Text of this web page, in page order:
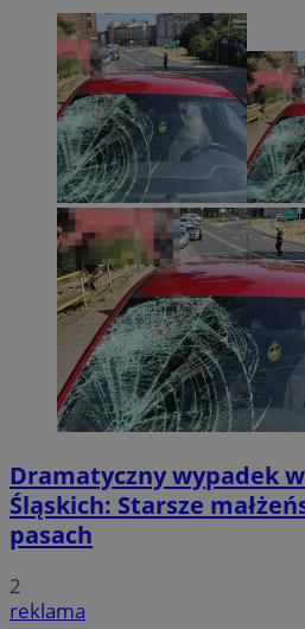
Dramatyczny wypadek
Śląskich: Starsze
pasach
2
reklama